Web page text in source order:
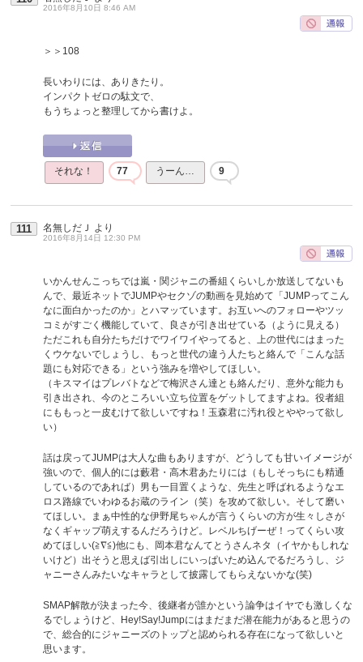
2016年8月10日 8:46 AM
＞＞108
長いわりには、ありきたり。
インパクトゼロの駄文で、
もうちょっと整理してから書けよ。
それな！ 77 うーん… 9
111 名無しだＪ より
2016年8月14日 12:30 PM
いかんせんこっちでは嵐・関ジャニの番組くらいしか放送してないも
んで、最近ネットでJUMPやセクゾの動画を見始めて「JUMPってこん
なに面白かったのか」とハマッています。お互いへのフォローやツッ
コミがすごく機能していて、良さが引き出せている（ように見える）
ただこれも自分たちだけでワイワイやってると、上の世代にはまった
くウケないでしょうし、もっと世代の違う人たちと絡んで「こんな話
題にも対応できる」という強みを増やしてほしい。
（キスマイはプレバトなどで梅沢さん達とも絡んだり、意外な能力も
引き出され、今のところいい立ち位置をゲットしてますよね。役者組
にももっと一皮むけて欲しいですね！玉森君に汚れ役とややって欲し
い）
話は戻ってJUMPは大人な曲もありますが、どうしても甘いイメージが
強いので、個人的には藪君・高木君あたりには（もしそっちにも精通
しているのであれば）男も一目置くような、先生と呼ばれるようなエ
ロス路線でいわゆるお蔵のライン（笑）を攻めて欲しい。そして磨い
てほしい。まぁ中性的な伊野尾ちゃんが言うくらいの方が生々しさが
なくギャップ萌えするんだろうけど。レベルちげーぜ！ってくらい攻
めてほしい(≧∇≦)他にも、岡本君なんてとうさんネタ（イヤかもしれな
いけど）出そうと思えば引出しにいっぱいため込んでるだろうし、ジ
ャニーさんみたいなキャラとして披露してもらえないかな(笑)
SMAP解散が決まった今、後継者が誰かという論争はイヤでも激しくな
るでしょうけど、Hey!Say!Jumpにはまだまだ潜在能力があると思うの
で、総合的にジャニーズのトップと認められる存在になって欲しいと
思います。